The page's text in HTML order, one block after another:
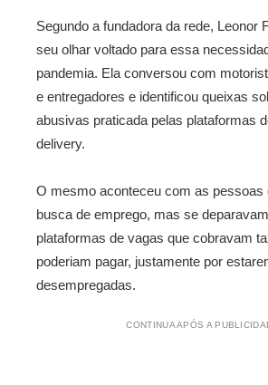
Segundo a fundadora da rede, Leonor
seu olhar voltado para essa
pandemia. Ela conversou com
e entregadores e identificou queixas
abusivas praticada pelas plataformas
delivery.
O mesmo aconteceu com as pessoas
busca de emprego, mas se
plataformas de vagas que cobravam
poderiam pagar, justamente por
desempregadas.
CONTINUA APÓS A